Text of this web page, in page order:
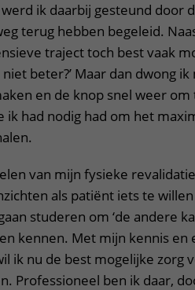
ik daarbij gesteund door
terug hebben begeleid.
traject toch best vaak
niet beter?’ Maar dan dwong
en de knop snel weer
ik had nodig had om het
van mijn fysieke
als patiënt iets te
studeren om ‘de andere
kennen. Met mijn kennis en
ik nu de best mogelijke zorg
Professioneel ben ik daar,